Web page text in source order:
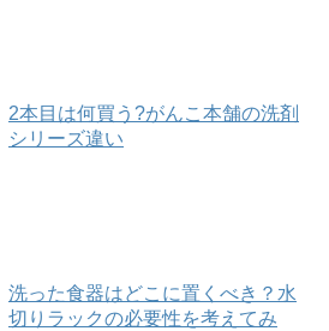
2本目は何買う?がんこ本舗の洗剤
シリーズ違い
洗った食器はどこに置くべき？水
切りラックの必要性を考えてみ